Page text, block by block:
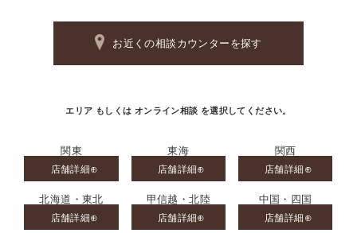
お近くの相談カウンターを探す
エリア もしくは オンライン相談 を選択してください。
関東
店舗詳細
東海
店舗詳細
関西
店舗詳細
北海道・東北
店舗詳細
甲信越・北陸
店舗詳細
中国・四国
店舗詳細